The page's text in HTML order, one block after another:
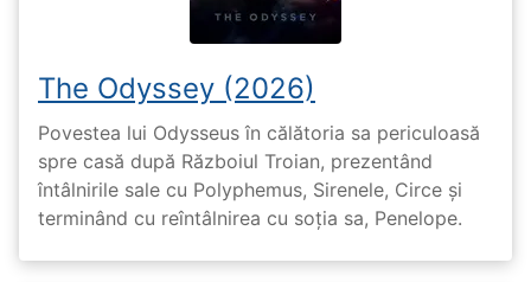
The Odyssey (2026)
Povestea lui Odysseus în călătoria sa periculoasă
spre casă după Războiul Troian, prezentând
întâlnirile sale cu Polyphemus, Sirenele, Circe și
terminând cu reîntâlnirea cu soția sa, Penelope.